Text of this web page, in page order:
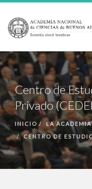
LA ACADEMIA
ACTIVIDADES
PUBLICACIONES
PREMIOS Y BECAS
NOTICIAS
ANCBA EN LOS MEDIOS
Centro de
Privado
INICIO LA ACADEMIA
CENTRO DE